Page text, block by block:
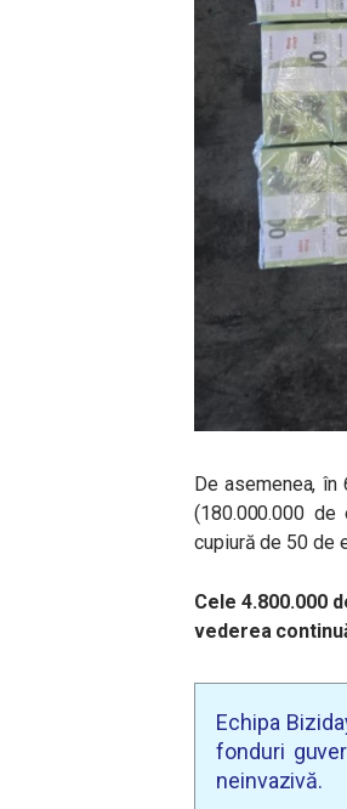
De asemenea,
(180.000.000
cupiură de 50 de
Cele 4.800.000
vederea
Echipa
fonduri
neinvazivă.